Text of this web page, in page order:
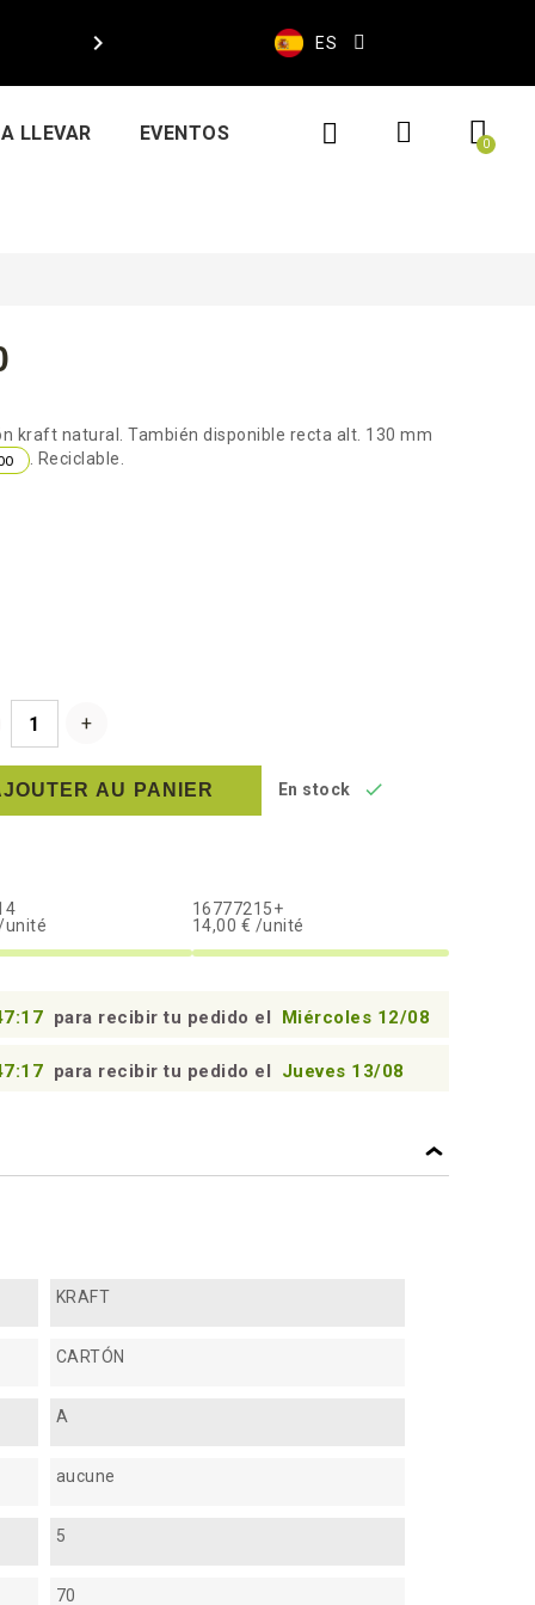
 ES
LLEVAR EVENTOS
kraft natural. También disponible recta alt. 130 mm
. Reciclable.
AU PANIER En stock 
unité
16777215+
14,00 € /unité
para recibir tu pedido el Miércoles 12/08
para recibir tu pedido el Jueves 13/08
KRAFT
CARTÓN
A
aucune
5
70